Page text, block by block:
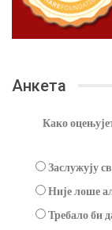
Анкета
Како
Заслужују
Није лоше
Требало би